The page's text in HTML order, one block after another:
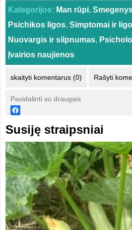
Kategorijos: Man rūpi,
Psichikos ligos, Simptomai ir
Nuovargis ir silpnumas,
Įvairios naujienos
skaityti komentarus (0) Rašyti
Pasidalinti su draugais
Susiję straipsniai